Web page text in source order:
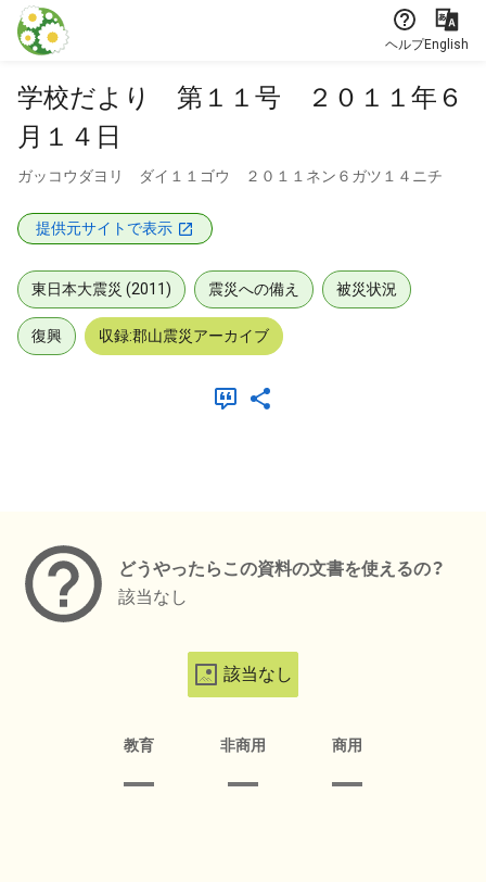
本文に飛ぶ
ヘルプEnglish
学校だより 第１１号 ２０１１年６
月１４日
ガッコウダヨリ ダイ１１ゴウ ２０１１ネン６ガツ１４ニチ
提供元サイトで表示
東日本大震災 (2011) 震災への備え 被災状況
復興 収録:郡山震災アーカイブ
どうやったらこの資料の文書を使えるの？
該当なし
該当なし
教育 非商用 商用